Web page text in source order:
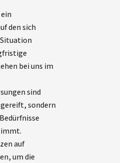
den sich
bei uns im
sind
sondern
auf
um die